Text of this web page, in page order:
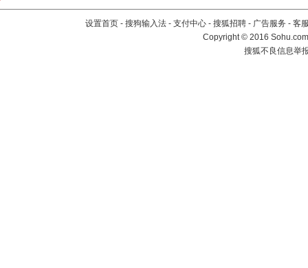
设置首页 - 搜狗输入法 - 支付中心 - 搜狐招聘 - 广告服务 - 客
Copyright©2016
搜狐不良信息举